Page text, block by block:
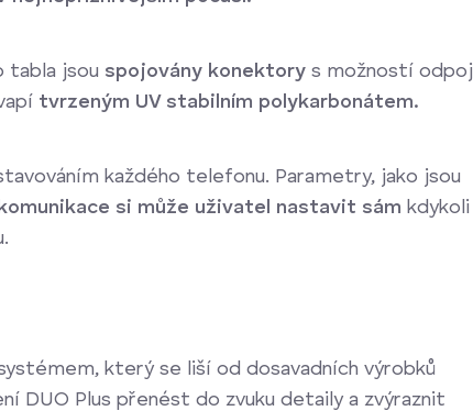
tabla jsou spojovány konektory s možností
tvrzeným UV stabilním polykarbonátem.
každého telefonu. Parametry, jako jsou
si může uživatel nastavit sám kdykoli
systémem, který se liší od dosavadních výrobků
DUO Plus přenést do zvuku detaily a zvýraznit